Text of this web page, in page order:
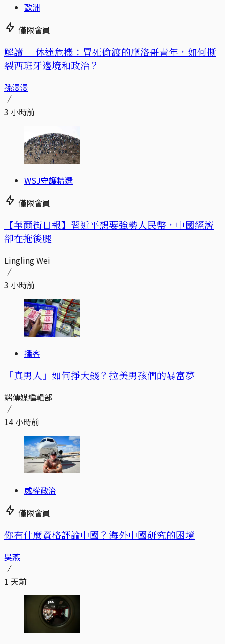
歐洲
僅限會員
解讀｜ 休達危機：冒死偷渡的摩洛哥青年，如何撕
裂西班牙邊境和政治？
孫漫漫
3 小時前
WSJ守護精選
僅限會員
【華爾街日報】習近平想要強勢人民幣，中國經濟
卻在拖後腿
Lingling Wei
3 小時前
播客
「真男人」如何掙大錢？拉美男孩們的暴富夢
端傳媒編輯部
14 小時前
威權政治
僅限會員
你有什麼資格評論中國？海外中國研究的困境
吳燕
1 天前